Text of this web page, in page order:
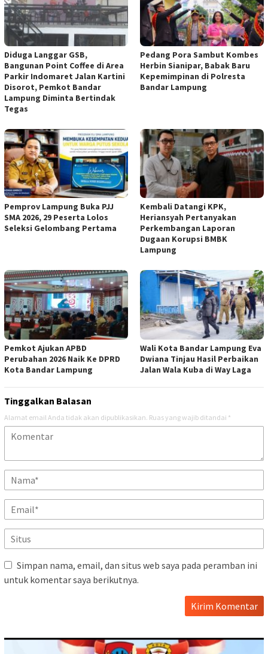
Diduga Langgar GSB,
Bangunan Point Coffee di Area
Parkir Indomaret Jalan Kartini
Disorot, Pemkot Bandar
Lampung Diminta Bertindak
Tegas
Pedang Pora Sambut Kombes
Herbin Sianipar, Babak Baru
Kepemimpinan di Polresta
Bandar Lampung
Pemprov Lampung Buka PJJ
SMA 2026, 29 Peserta Lolos
Seleksi Gelombang Pertama
Kembali Datangi KPK,
Heriansyah Pertanyakan
Perkembangan Laporan
Dugaan Korupsi BMBK
Lampung
Pemkot Ajukan APBD
Perubahan 2026 Naik Ke DPRD
Kota Bandar Lampung
Wali Kota Bandar Lampung Eva
Dwiana Tinjau Hasil Perbaikan
Jalan Wala Kuba di Way Laga
Tinggalkan Balasan
Alamat email Anda tidak akan dipublikasikan. Ruas yang wajib ditandai *
Simpan nama, email, dan situs web saya pada peramban ini
untuk komentar saya berikutnya.